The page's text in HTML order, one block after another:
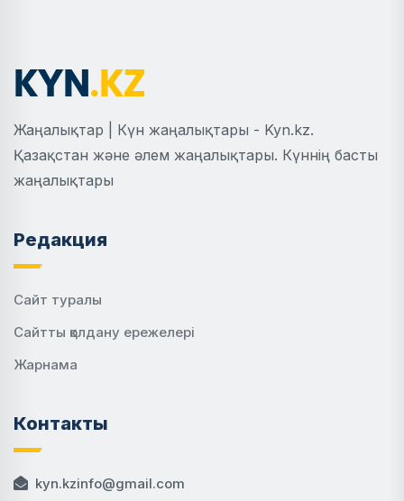
Жаңалықтар | Күн жаңалықтары - Kyn.kz.
Қазақстан және әлем жаңалықтары. Күннің басты
жаңалықтары
Редакция
Сайт туралы
Сайтты қолдану ережелері
Жарнама
Контакты
kyn.kzinfo@gmail.com